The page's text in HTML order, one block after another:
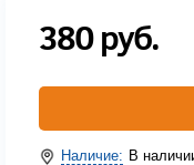
380руб.
Наличие: В